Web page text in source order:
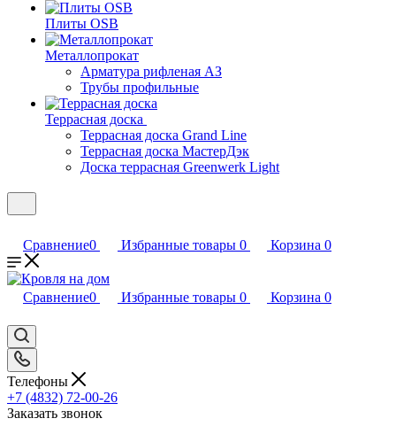
Плиты OSB
Металлопрокат
Арматура рифленая АЗ
Трубы профильные
Террасная доска
Террасная доска Grand Line
Террасная доска МастерДэк
Доска террасная Greenwerk Light
Сравнение0 Избранные товары 0 Корзина 0
Сравнение0 Избранные товары 0 Корзина 0
Телефоны
+7 (4832) 72-00-26
Заказать звонок